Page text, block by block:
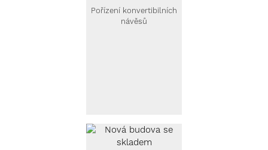
Pořízení konvertibilních
návěsů